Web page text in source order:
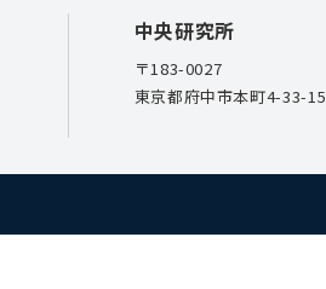
中央研究所
〒183-0027
東京都府中市本町4-33-15